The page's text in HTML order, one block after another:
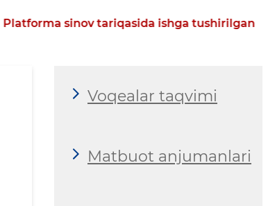
sinov tariqasida ishga tushirilgan
Voqealar taqvimi
Matbuot anjumanlari